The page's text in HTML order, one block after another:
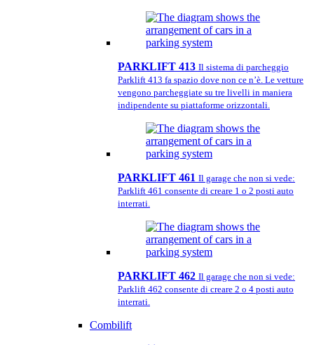
PARKLIFT 413 Il sistema di parcheggio
Parklift 413 fa spazio dove non ce n’è. Le vetture
vengono parcheggiate su tre livelli in maniera
indipendente su piattaforme orizzontali.
PARKLIFT 461 Il garage che non si vede:
Parklift 461 consente di creare 1 o 2 posti auto
interrati.
PARKLIFT 462 Il garage che non si vede:
Parklift 462 consente di creare 2 o 4 posti auto
interrati.
Combilift